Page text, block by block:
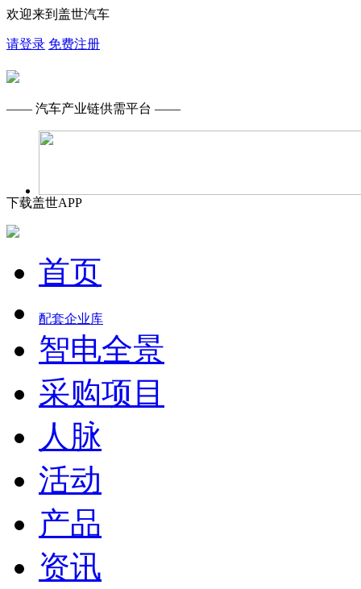
欢迎来到盖世汽车
请登录 免费注册
—— 汽车产业链供需平台 ——
下载盖世APP
首页
配套企业库
智电全景
采购项目
人脉
活动
产品
资讯